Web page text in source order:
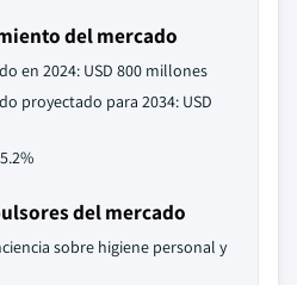
del mercado
en 2024: USD 800 millones
proyectado para 2034: USD
del mercado
sobre higiene personal y